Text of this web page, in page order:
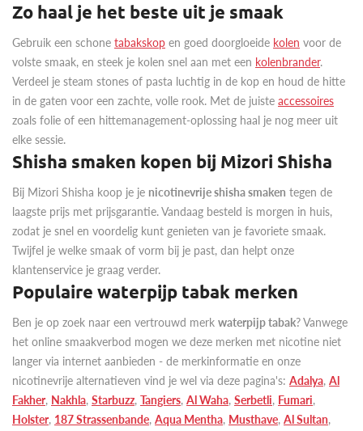
Zo haal je het beste uit je smaak
Gebruik een schone tabakskop en goed doorgloeide kolen voor de
volste smaak, en steek je kolen snel aan met een kolenbrander.
Verdeel je steam stones of pasta luchtig in de kop en houd de hitte
in de gaten voor een zachte, volle rook. Met de juiste accessoires
zoals folie of een hittemanagement-oplossing haal je nog meer uit
elke sessie.
Shisha smaken kopen bij Mizori Shisha
Bij Mizori Shisha koop je je nicotinevrije shisha smaken tegen de
laagste prijs met prijsgarantie. Vandaag besteld is morgen in huis,
zodat je snel en voordelig kunt genieten van je favoriete smaak.
Twijfel je welke smaak of vorm bij je past, dan helpt onze
klantenservice je graag verder.
Populaire waterpijp tabak merken
Ben je op zoek naar een vertrouwd merk waterpijp tabak? Vanwege
het online smaakverbod mogen we deze merken met nicotine niet
langer via internet aanbieden - de merkinformatie en onze
nicotinevrije alternatieven vind je wel via deze pagina's: Adalya, Al
Fakher, Nakhla, Starbuzz, Tangiers, Al Waha, Serbetli, Fumari,
Holster, 187 Strassenbande, Aqua Mentha, Musthave, Al Sultan,